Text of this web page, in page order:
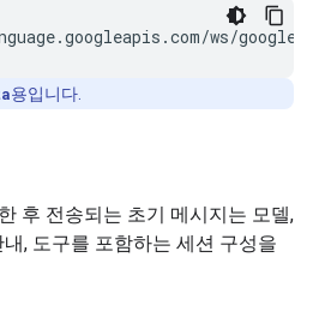
용입니다.
후 전송되는 초기 메시지는 모델,
, 도구를 포함하는 세션 구성을